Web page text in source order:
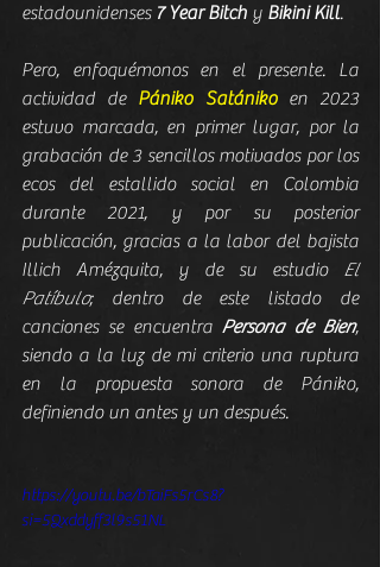
estadounidenses 7 Year Bitch y Bikini Kill.
Pero, enfoquémonos en el presente. La
actividad de Pániko Satániko en 2023
estuvo marcada, en primer lugar, por la
grabación de 3 sencillos motivados por los
ecos del estallido social en Colombia
durante 2021, y por su posterior
publicación, gracias a la labor del bajista
Illich Amézquita, y de su estudio
El
Patíbulo; dentro de este listado de
canciones se encuentra Persona de Bien,
siendo a la luz de mi criterio una ruptura
en la propuesta sonora de Pániko,
definiendo un antes y un después.
https://youtu.be/bTaiFs5rCs8?
si=5Qxddyff3l9s51NL